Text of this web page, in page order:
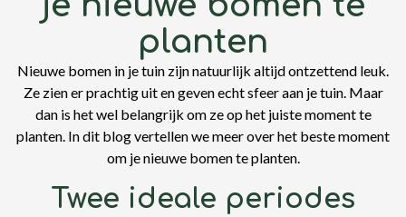
planten
Nieuwe bomen in je tuin zijn natuurlijk altijd ontzettend leuk.
Ze zien er prachtig uit en geven echt sfeer aan je tuin. Maar
dan is het wel belangrijk om ze op het juiste moment te
planten. In dit blog vertellen we meer over het beste moment
om je nieuwe bomen te planten.
Twee ideale periodes